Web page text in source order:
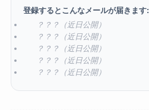
登録するとこんなメールが届きます:
？？？（近日公開）
？？？（近日公開）
？？？（近日公開）
？？？（近日公開）
？？？（近日公開）